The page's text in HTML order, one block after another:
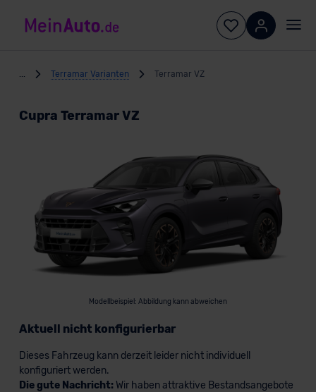
Terramar Varianten Terramar VZ
Cupra Terramar VZ
Modellbeispiel: Abbildung kann abweichen
Aktuell nicht konfigurierbar
Dieses Fahrzeug kann derzeit leider nicht individuell
konfiguriert werden.
Die gute Nachricht: Wir haben attraktive Bestandsangebote